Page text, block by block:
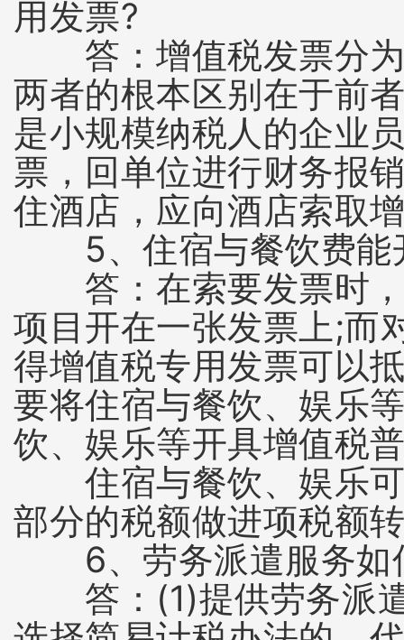
用发票?
答：增值税发票分为
两者的根本区别在于前
是小规模纳税人的企业
票，回单位进行财务报
住酒店，应向酒店索取
5、住宿与餐饮费能
答：在索要发票时，
项目开在一张发票上;而
得增值税专用发票可以
要将住宿与餐饮、娱乐
饮、娱乐等开具增值税
住宿与餐饮、娱乐可
部分的税额做进项税额
6、劳务派遣服务如
答：(1)提供劳务派遣